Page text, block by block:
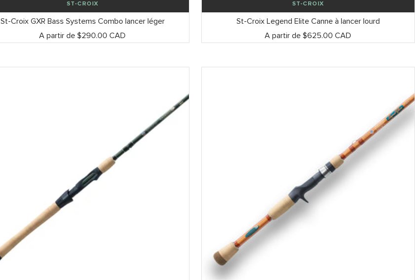
ST-CROIX
St-Croix GXR Bass Systems Combo lancer léger
Prix
A partir de $290.00 CAD
ST-CROIX
St-Croix Legend Elite Canne à lancer lourd
Prix
A partir de $625.00 CAD